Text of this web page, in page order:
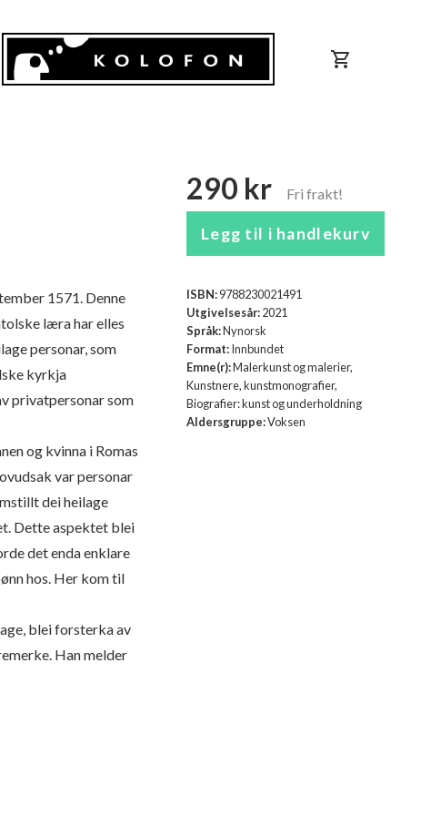
shopping_cart
290 kr
Legg til i handlekurv
1571. Denne
læra har elles
personar, som
kyrkja
privatpersonar som
og kvinna i Romas
var personar
dei heilage
Dette aspektet blei
det enda enklare
hos. Her kom til
blei forsterka av
Han melder
ISBN:9788230021491
Utgivelsesår:2021
Språk:Nynorsk
Format:Innbundet
Emne(r):Malerkunst og malerier,
Kunstnere, kunstmonografier,
Biografier: kunst og underholdning
Aldersgruppe:Voksen